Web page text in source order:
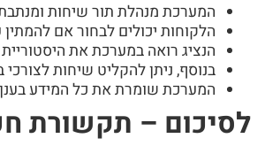
המערכת מנהלת תור שיחות
הלקוחות יכולים לבחור אם
הנציג רואה במערכת את
בנוסף, ניתן להקליט שיחות
המערכת שומרת את כל המידע
לסיכום – תקשורת